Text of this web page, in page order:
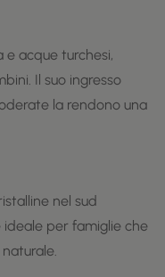
e acque turchesi,
Il suo ingresso
la rendono una
nel sud
ideale per famiglie che